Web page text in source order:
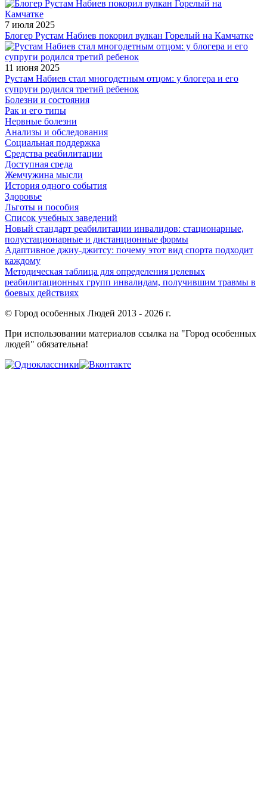
7 июля 2025
Блогер Рустам Набиев покорил вулкан Горелый на Камчатке
11 июня 2025
Рустам Набиев стал многодетным отцом: у блогера и его
супруги родился третий ребенок
Болезни и состояния
Рак и его типы
Нервные болезни
Анализы и обследования
Социальная поддержка
Средства реабилитации
Доступная среда
Жемчужина мысли
История одного события
Здоровье
Льготы и пособия
Список учебных заведений
Новый стандарт реабилитации инвалидов: стационарные,
полустационарные и дистанционные формы
Адаптивное джиу-джитсу: почему этот вид спорта подходит
каждому
Методическая таблица для определения целевых
реабилитационных групп инвалидам, получившим травмы в
боевых действиях
© Город особенных Людей 2013 - 2026 г.
При использовании материалов ссылка на "Город особенных
людей" обязательна!